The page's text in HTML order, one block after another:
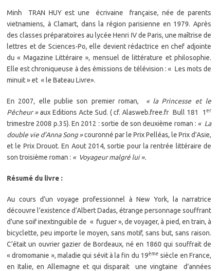
Minh TRAN HUY est une écrivaine française, née de parents
vietnamiens, à Clamart, dans la région parisienne en 1979. Après
des classes préparatoires au lycée Henri IV de Paris, une maîtrise de
lettres et de Sciences-Po, elle devient rédactrice en chef adjointe
du « Magazine Littéraire », mensuel de littérature et philosophie.
Elle est chroniqueuse à des émissions de télévision : « Les mots de
minuit » et « le Bateau Livre».
En 2007, elle publie son premier roman, « la Princesse et le
Pêcheur »aux Editions Acte Sud. ( cf. Alasweb.free.fr Bull 181 1er
trimestre 2008 p.35). En 2012 : sortie de son deuxième roman : « La
double vie d’Anna Song »couronné par le Prix Pelléas, le Prix d’Asie,
et le Prix Drouot. En Aout 2014, sortie pour la rentrée littéraire de
son troisième roman : « Voyageur malgré lui ».
Résumé du livre :
Au cours d’un voyage professionnel à New York, la narratrice
découvre l’existence d’Albert Dadas, étrange personnage souffrant
d’une soif inextinguible de « fuguer », de voyager, à pied, en train, à
bicyclette, peu importe le moyen, sans motif, sans but, sans raison.
C’était un ouvrier gazier de Bordeaux, né en 1860 qui souffrait de
« dromomanie », maladie qui sévit à la fin du 19ème siècle en France,
en Italie, en Allemagne et qui disparait une vingtaine d’années